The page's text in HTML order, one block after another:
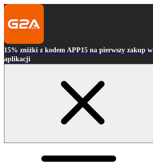
15% zniżki z kodem APP15 na pierwszy zakup w
aplikacji